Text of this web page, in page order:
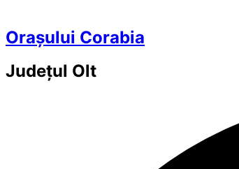
Orașului Corabia
Județul Olt